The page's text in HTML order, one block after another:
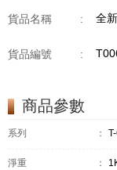
貨品名稱 : 全
貨品編號 :
商品參數
系列 ：
淨重 ：